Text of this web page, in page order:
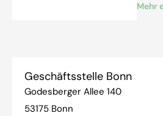
Mehr
Geschäftsstelle Bonn
Godesberger Allee 140
53175 Bonn